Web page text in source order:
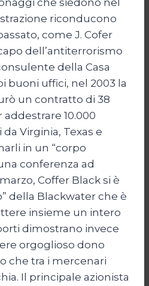
riconducono
come J. Cofer
dell’antiterrorismo
della Casa
buoni uffici, nel 2003 la
un contratto di 38
10.000
Virginia, Texas e
in un “corpo
conferenza ad
Coffer Black si è
della Blackwater che è
insieme un intero
dimostrano invece
orgoglioso dono
che tra i mercenari
Il principale azionista